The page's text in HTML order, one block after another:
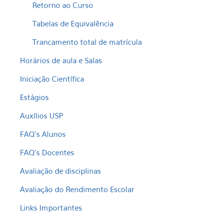
Retorno ao Curso
Tabelas de Equivalência
Trancamento total de matrícula
Horários de aula e Salas
Iniciação Científica
Estágios
Auxílios USP
FAQ's Alunos
FAQ's Docentes
Avaliação de disciplinas
Avaliação do Rendimento Escolar
Links Importantes